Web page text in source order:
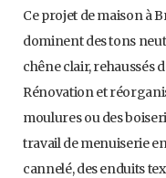
Ce projet de maison à
dominent des tons
chêne clair, rehaussés
Rénovation et
moulures ou des
travail de menuiserie
cannelé, des enduits